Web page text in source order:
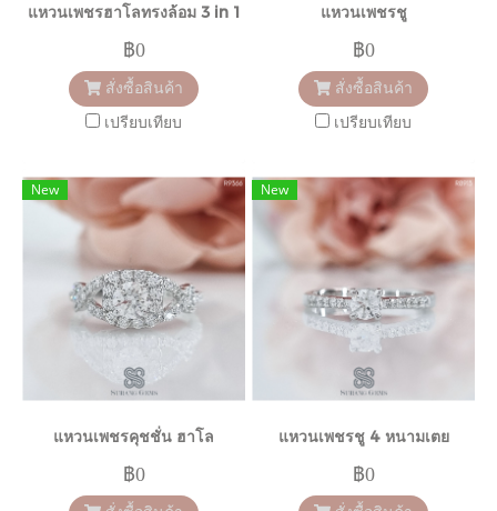
แหวนเพชรฮาโลทรงล้อม 3 in 1
฿0
สั่งซื้อสินค้า
เปรียบเทียบ
แหวนเพชรชู
฿0
สั่งซื้อสินค้า
เปรียบเทียบ
New
แหวนเพชรคุชชั่น ฮาโล
฿0
New
แหวนเพชรชู 4 หนามเตย
฿0